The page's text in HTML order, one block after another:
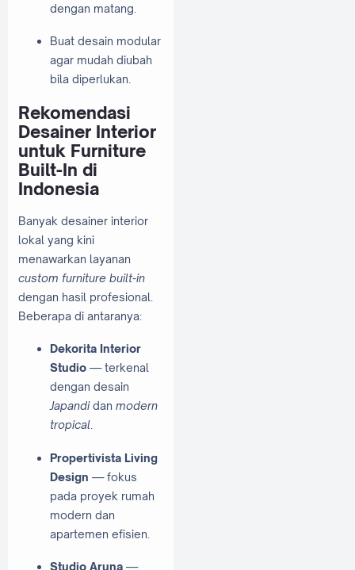
dengan matang.
Buat desain modular
agar mudah diubah
bila diperlukan.
Rekomendasi
Desainer Interior
untuk Furniture
Built-In di
Indonesia
Banyak desainer interior
lokal yang kini
menawarkan layanan
custom furniture built-in
dengan hasil profesional.
Beberapa di antaranya:
Dekorita Interior
Studio — terkenal
dengan desain
Japandidan modern
tropical
Propertivista Living
Design — fokus
pada proyek rumah
modern dan
apartemen efisien.
Studio Aruna —